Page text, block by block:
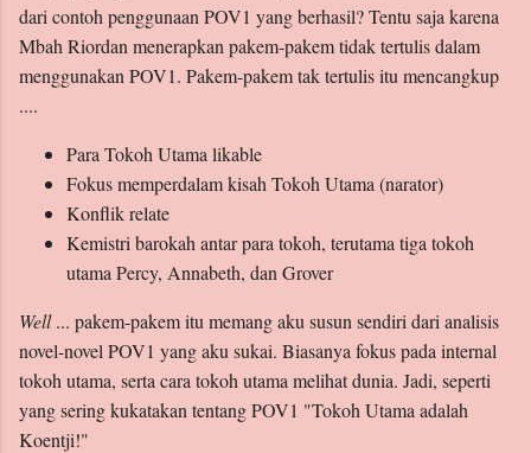
dari contoh penggunaan POV1 yang berhasil? Tentu saja karena
Mbah Riordan menerapkan pakem-pakem tidak tertulis dalam
menggunakan POV1. Pakem-pakem tak tertulis itu mencangkup
....
Para Tokoh Utama likable
Fokus memperdalam kisah Tokoh Utama (narator)
Konflik relate
Kemistri barokah antar para tokoh, terutama tiga tokoh
utama Percy, Annabeth, dan Grover
Well... pakem-pakem itu memang aku susun sendiri dari analisis
novel-novel POV1 yang aku sukai. Biasanya fokus pada internal
tokoh utama, serta cara tokoh utama melihat dunia. Jadi, seperti
yang sering kukatakan tentang POV1 "Tokoh Utama adalah
Koentji!"